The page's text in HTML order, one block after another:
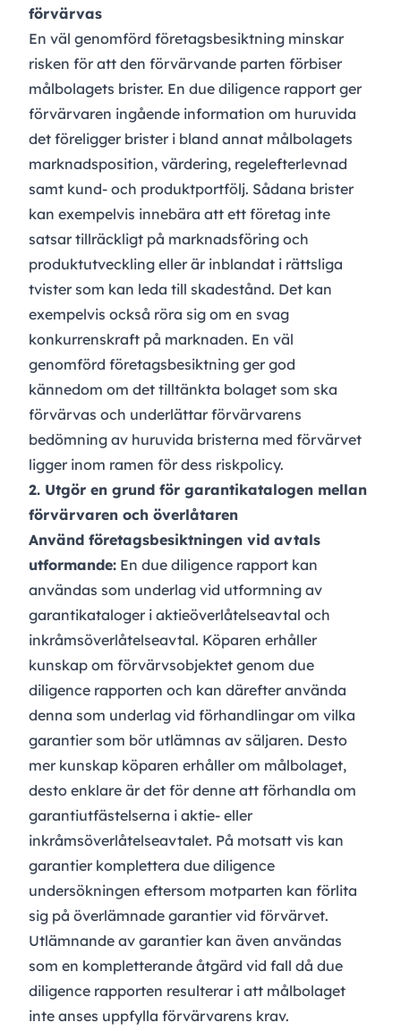
förvärvas
En väl genomförd företagsbesiktning minskar
risken för att den förvärvande parten förbiser
målbolagets brister. En due diligence rapport ger
förvärvaren ingående information om huruvida
det föreligger brister i bland annat målbolagets
marknadsposition, värdering, regelefterlevnad
samt kund- och produktportfölj. Sådana brister
kan exempelvis innebära att ett företag inte
satsar tillräckligt på marknadsföring och
produktutveckling eller är inblandat i rättsliga
tvister som kan leda till skadestånd. Det kan
exempelvis också röra sig om en svag
konkurrenskraft på marknaden. En väl
genomförd företagsbesiktning ger god
kännedom om det tilltänkta bolaget som ska
förvärvas och underlättar förvärvarens
bedömning av huruvida bristerna med förvärvet
ligger inom ramen för dess riskpolicy.
2. Utgör en grund för garantikatalogen mellan
förvärvaren och överlåtaren
Använd företagsbesiktningen vid avtals
utformande: En due diligence rapport kan
användas som underlag vid utformning av
garantikataloger i aktieöverlåtelseavtal och
inkråmsöverlåtelseavtal. Köparen erhåller
kunskap om förvärvsobjektet genom due
diligence rapporten och kan därefter använda
denna som underlag vid förhandlingar om vilka
garantier som bör utlämnas av säljaren. Desto
mer kunskap köparen erhåller om målbolaget,
desto enklare är det för denne att förhandla om
garantiutfästelserna i aktie- eller
inkråmsöverlåtelseavtalet. På motsatt vis kan
garantier komplettera due diligence
undersökningen eftersom motparten kan förlita
sig på överlämnade garantier vid förvärvet.
Utlämnande av garantier kan även användas
som en kompletterande åtgärd vid fall då due
diligence rapporten resulterar i att målbolaget
inte anses uppfylla förvärvarens krav.